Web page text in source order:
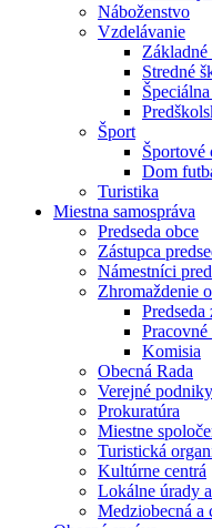
Náboženstvo
Vzdelávanie
Stredné
Šport
Športové
Dom
Turistika
Miestna samospráva
Predseda obce
Zástupca
Námestníci
Zhromaždenie
Predseda
Pracovné
Komisia
Obecná Rada
Verejné podniky
Prokuratúra
Miestne
Turistická
Kultúrne centrá
Lokálne úrady
Medziobecná a